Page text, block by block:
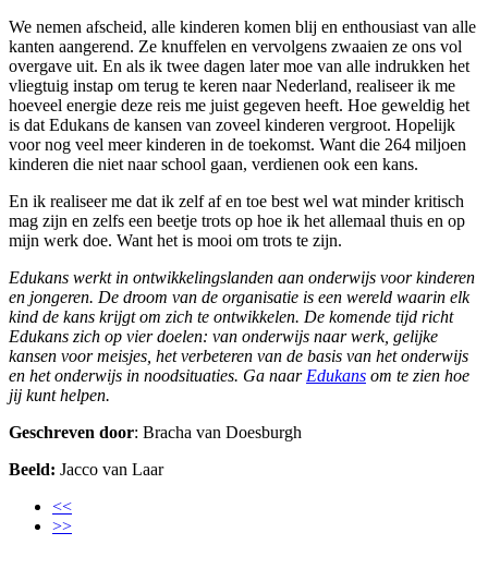
We nemen afscheid, alle kinderen komen blij en enthousiast van alle
kanten aangerend. Ze knuffelen en vervolgens zwaaien ze ons vol
overgave uit. En als ik twee dagen later moe van alle indrukken het
vliegtuig instap om terug te keren naar Nederland, realiseer ik me
hoeveel energie deze reis me juist gegeven heeft. Hoe geweldig het
is dat Edukans de kansen van zoveel kinderen vergroot. Hopelijk
voor nog veel meer kinderen in de toekomst. Want die 264 miljoen
kinderen die niet naar school gaan, verdienen ook een kans.
En ik realiseer me dat ik zelf af en toe best wel wat minder kritisch
mag zijn en zelfs een beetje trots op hoe ik het allemaal thuis en op
mijn werk doe. Want het is mooi om trots te zijn.
Edukans werkt in ontwikkelingslanden aan onderwijs voor kinderen
en jongeren. De droom van de organisatie is een wereld waarin elk
kind de kans krijgt om zich te ontwikkelen. De komende tijd richt
Edukans zich op vier doelen: van onderwijs naar werk, gelijke
kansen voor meisjes, het verbeteren van de basis van het onderwijs
en het onderwijs in noodsituaties. Ga naar Edukans om te zien hoe
jij kunt helpen.
Geschreven door: Bracha van Doesburgh
Beeld: Jacco van Laar
<<
>>